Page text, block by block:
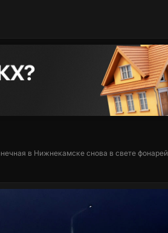
в Нижнекамске снова в свете фонарей